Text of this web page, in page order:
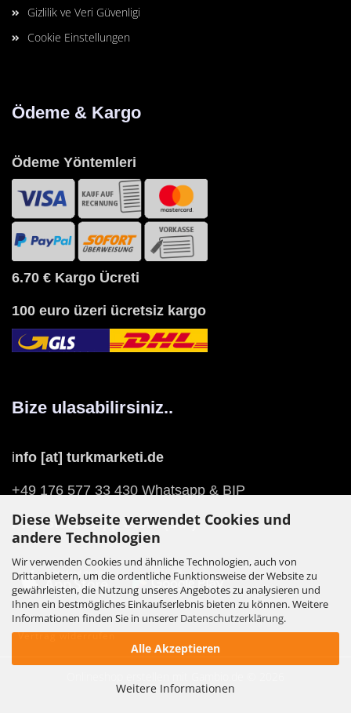
Diese Webseite verwendet Cookies und
andere Technologien
Wir verwenden Cookies und ähnliche Technologien, auch von
Drittanbietern, um die ordentliche Funktionsweise der Website zu
gewährleisten, die Nutzung unseres Angebotes zu analysieren und
Ihnen ein bestmögliches Einkaufserlebnis bieten zu können. Weitere
Informationen finden Sie in unserer Datenschutzerklärung.
Alle Akzeptieren
Weitere Informationen
Gizlilik ve Veri Güvenligi
Cookie Einstellungen
Ödeme & Kargo
Ödeme Yöntemleri
6.70 € Kargo Ücreti
100 euro üzeri ücretsiz kargo
Bize ulasabilirsiniz..
info [at] turkmarketi.de
+49 176 577 33 430 Whatsapp & BIP
Play Store/App Store(BIP)
Vertrag widerrufen